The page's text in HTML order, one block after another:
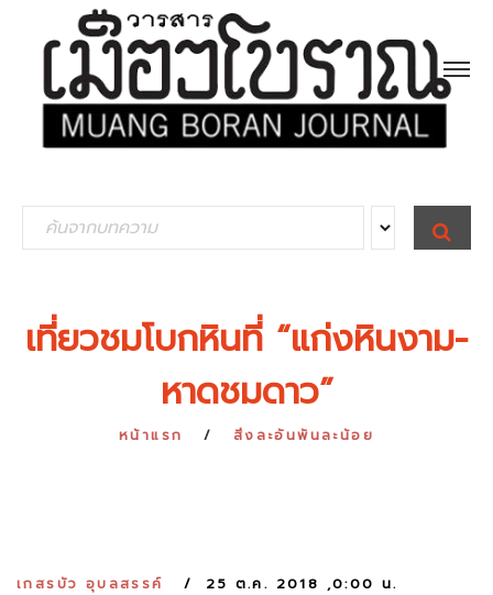
e
S
E
A
เที่ยวชมโบกหินที่ “แก่งหินงาม-
หาดชมดาว”
หน้าแรก สิ่งละอันพันละน้อย
เกสรบัว อุบลสรรค์ 25 ต.ค. 2018 ,0:00 น.